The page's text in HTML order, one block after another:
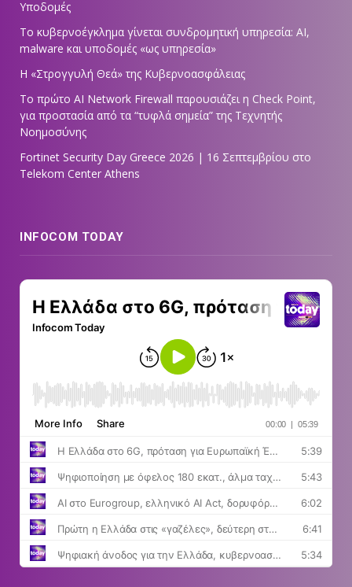
Υποδομές
Το κυβερνοέγκλημα γίνεται συνδρομητική υπηρεσία: AI,
malware και υποδομές «ως υπηρεσία»
Η «Στρογγυλή Θεά» της Κυβερνοασφάλειας
Tο πρώτο AI Network Firewall παρουσιάζει η Check Point,
για προστασία από τα “τυφλά σημεία” της Τεχνητής
Νοημοσύνης
Fortinet Security Day Greece 2026 | 16 Σεπτεμβρίου στο
Telekom Center Athens
INFOCOM TODAY